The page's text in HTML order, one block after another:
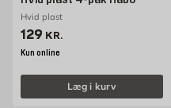
Hvid plast
Pris 129 kr. /stk
129 KR.
Kun online
Læg i kurv